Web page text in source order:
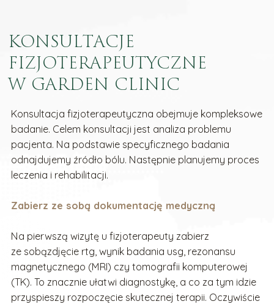
KONSULTACJE
FIZJOTERAPEUTYCZNE
W GARDEN CLINIC
Konsultacja fizjoterapeutyczna obejmuje kompleksowe
badanie. Celem konsultacji jest analiza problemu
pacjenta. Na podstawie specyficznego badania
odnajdujemy źródło bólu. Następnie planujemy proces
leczenia i rehabilitacji.
Zabierz ze sobą dokumentację medyczną
Na pierwszą wizytę u fizjoterapeuty zabierz
ze sobązdjęcie rtg, wynik badania usg, rezonansu
magnetycznego (MRI) czy tomografii komputerowej
(TK). To znacznie ułatwi diagnostykę, a co za tym idzie
przyspieszy rozpoczęcie skutecznej terapii. Oczywiście